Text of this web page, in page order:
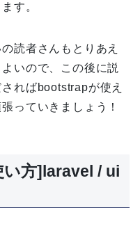
す。
読者さんもとりあえ
いので、この後に説
ればbootstrapが使え
っていきましょう！
方]laravel / ui